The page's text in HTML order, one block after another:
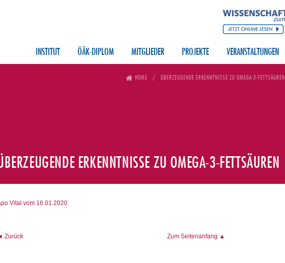
INSTITUT ÖÄK-DIPLOM MITGLIEDER PROJEKTE VERANSTALTUNGEN
HOME ÜBERZEUGENDE ERKENNTNISSE ZU OMEGA-3-FETTSÄUREN
ERKENNTNISSE ZU OMEGA-3-FETTSÄUREN
Vital vom 16.01.2020
Zurück Zum Seitenanfang ▲